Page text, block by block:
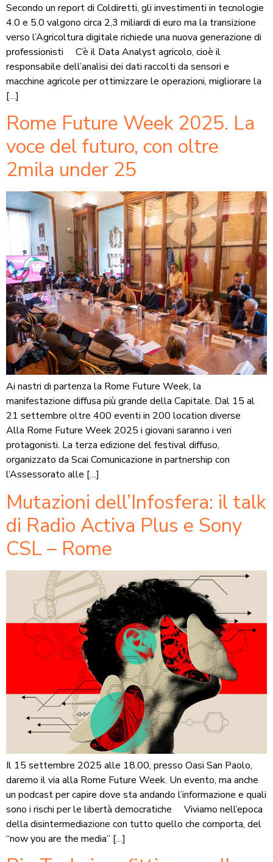
Secondo un report di Coldiretti, gli investimenti in tecnologie
4.0 e 5.0 valgono circa 2,3 miliardi di euro ma la transizione
verso l’Agricoltura digitale richiede una nuova generazione di
professionisti C’è il Data Analyst agricolo, cioè il
responsabile dell’analisi dei dati raccolti da sensori e
macchine agricole per ottimizzare le operazioni, migliorare la
[…]
Rome Future Week 2025. La
voce del futuro, con oltre
2mila under 25
Ai nastri di partenza la Rome Future Week, la
manifestazione diffusa più grande della Capitale. Dal 15 al
21 settembre oltre 400 eventi in 200 location diverse
Alla Rome Future Week 2025 i giovani saranno i veri
protagonisti. La terza edizione del festival diffuso,
organizzato da Scai Comunicazione in partnership con
l’Assessorato alle […]
Mutazioni dell’Infosfera: il talk
di Radio Activa Plus e Sony
CSL – Rome
Il 15 settembre 2025 alle 18.00, presso Oasi San Paolo,
daremo il via alla Rome Future Week. Un evento, ma anche
un podcast per capire dove sta andando l’informazione e quali
sono i rischi per le libertà democratiche Viviamo nell’epoca
della disintermediazione con tutto quello che comporta, del
“now you are the media” […]